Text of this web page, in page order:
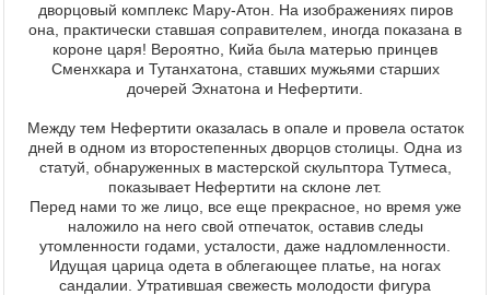
дворцовый комплекс Мару-Атон. На изображениях пиров
она, практически ставшая соправителем, иногда показана в
короне царя! Вероятно, Кийа была матерью принцев
Сменхкара и Тутанхатона, ставших мужьями старших
дочерей Эхнатона и Нефертити.
Между тем Нефертити оказалась в опале и провела остаток
дней в одном из второстепенных дворцов столицы. Одна из
статуй, обнаруженных в мастерской скульптора Тутмеса,
показывает Нефертити на склоне лет.
Перед нами то же лицо, все еще прекрасное, но время уже
наложило на него свой отпечаток, оставив следы
утомленности годами, усталости, даже надломленности.
Идущая царица одета в облегающее платье, на ногах
сандалии. Утратившая свежесть молодости фигура